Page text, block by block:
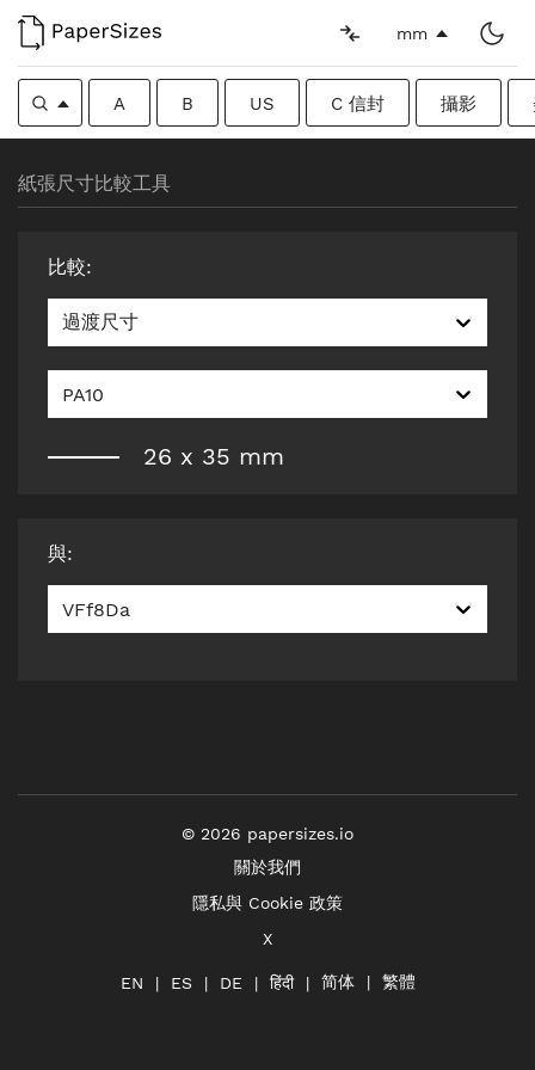
mm
A B US C 信封 攝影
紙張尺寸比較工具
比較:
過渡尺寸
PA10
26 x 35 mm
與:
VFf8Da
© 2026 papersizes.io
關於我們
隱私與 Cookie 政策
X
EN ES DE हिंदी 简体 繁體